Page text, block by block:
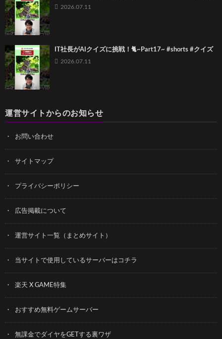
2026.07.11
IT社長がAIクイズに挑戦！🐈~Part17~ #shorts #クイズ
2026.07.11
運営サイトからのお知らせ
お問い合わせ
サイトマップ
プライバシーポリシー
広告掲載について
運営サイト一覧（まとめサイト）
当サイトで使用しているサーバーはコチラ
楽天 X GAME特集
おすすめ無料ゲームサーバー
無課金でダイヤをGETする裏ワザ